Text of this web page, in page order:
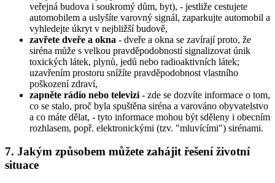
veřejná budova i soukromý dům, byt), - jestliže cestujete
automobilem a uslyšíte varovný signál, zaparkujte automobil a
vyhledejte úkryt v nejbližší budově,
zavřete dveře a okna - dveře a okna se zavírají proto, že
siréna může s velkou pravděpodobností signalizovat únik
toxických látek, plynů, jedů nebo radioaktivních látek;
uzavřením prostoru snížíte pravděpodobnost vlastního
poškození zdraví,
zapněte rádio nebo televizi - zde se dozvíte informace o tom,
co se stalo, proč byla spuštěna siréna a varováno obyvatelstvo
a co máte dělat, - tyto informace mohou být sděleny i obecním
rozhlasem, popř. elektronickými (tzv. "mluvícími") sirénami.
7. Jakým způsobem můžete zahájit řešení životní
situace